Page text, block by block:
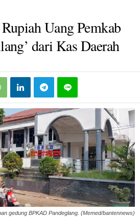
Uang Pemkab
dari Kas Daerah
gedung BPKAD Pandeglang. (Memed/bantennews)